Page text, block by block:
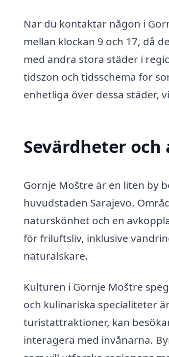
När du kontaktar någon i
mellan klockan 9 och 17, då
med andra stora städer i
tidszon och tidsschema för
enhetliga över dessa städer,
Sevärdheter
Gornje Moštre är en liten by
huvudstaden Sarajevo.
naturskönhet och en
för friluftsliv, inklusive
naturälskare.
Kulturen i Gornje Moštre
och kulinariska specialiteter
turistattraktioner, kan
interagera med invånarna.